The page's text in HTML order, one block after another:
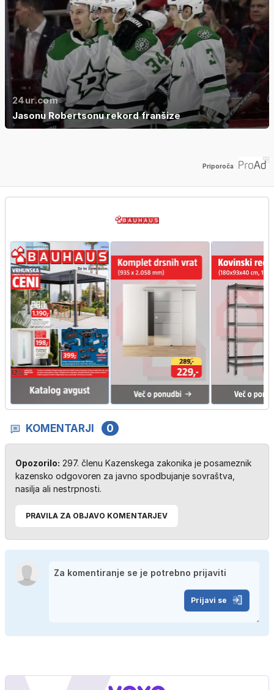
24ur.com
Jasonu Robertsonu rekord franšize
Priporoča
KOMENTARJI 0
Opozorilo: 297. členu Kazenskega zakonika je posameznik
kazensko odgovoren za javno spodbujanje sovraštva,
nasilja ali nestrpnosti.
PRAVILA ZA OBJAVO KOMENTARJEV
Prijavi se